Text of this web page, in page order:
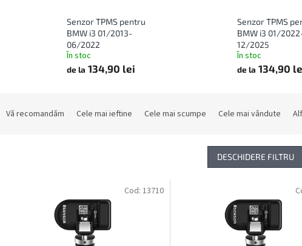
Senzor TPMS pentru
BMW i3 01/2013-
06/2022
În stoc
de la 134,90 lei
Senzor TPMS
BMW i3 01/
12/2025
În stoc
de la 134,90
Vă recomandăm Cele mai ieftine Cele mai scumpe Cele mai vândute
DESCHIDERE FILTRU
Cod: 13710